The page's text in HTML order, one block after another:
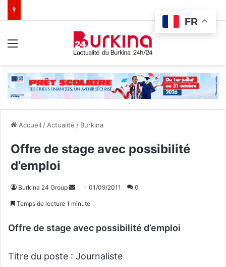
Accueil / Actualité / Burkina
Offre de stage avec possibilité
d’emploi
Burkina 24 Group
r
01/09/2011 0
Temps de lecture 1 minute
Offre de stage avec possibilité d’emploi
Titre du poste : Journaliste
FR